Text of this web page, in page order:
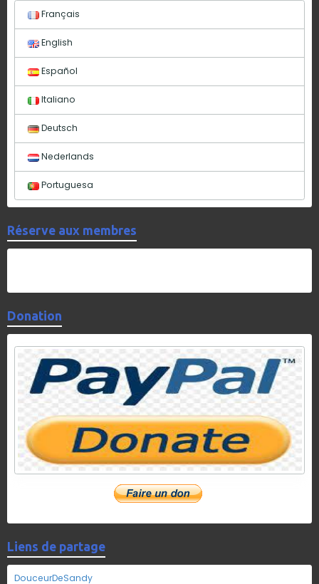
Français
English
Español
Italiano
Deutsch
Nederlands
Portuguesa
Réserve aux membres
Donation
Liens de partage
DouceurDeSandy